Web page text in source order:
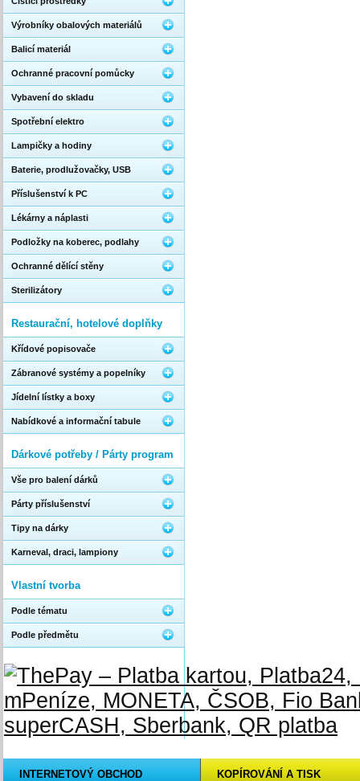
Výrobníky obalových materiálů
Balicí materiál
Ochranné pracovní pomůcky
Vybavení do skladu
Spotřební elektro
Lampičky a hodiny
Baterie, prodlužovačky, USB
Příslušenství k PC
Lékárny a náplasti
Podložky na koberec, podlahy
Ochranné dělící stěny
Sterilizátory
Restaurační, hotelové doplňky
Křídové popisovače
Zábranové systémy a popelníky
Jídelní lístky a boxy
Nabídkové a informační tabule
Dárkové potřeby / Párty program
Vše pro balení dárků
Párty příslušenství
Tipy na dárky
Karneval, draci, lampiony
Vlastní tvorba
Podle tématu
Podle předmětu
INTERNETOVÝ OBCHOD KOPÍROVÁNÍ A TISK